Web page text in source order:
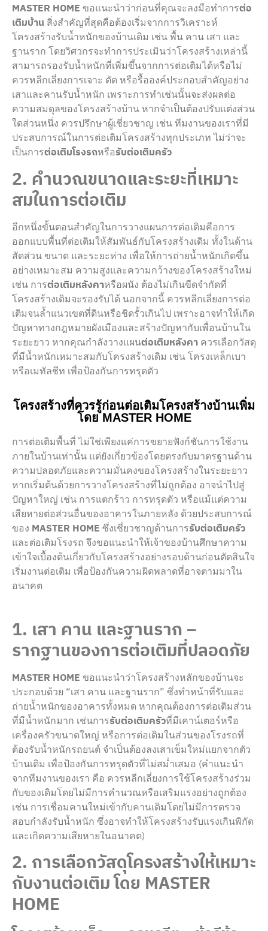
MASTER HOME ขอแนะนำว่าก่อนที่คุณจะลงมือทำการต่อ
เติมบ้านสิ่งสำคัญที่สุดคือต้องเริ่มจากการวิเคราะห์
โครงสร้างรับน้ำหนักของบ้านเดิม เช่น พื้น คาน เสา และ
ฐานราก โดยวิศวกรจะทำการประเมินว่าโครงสร้างเหล่านี้
สามารถรองรับน้ำหนักที่เพิ่มขึ้นจากการต่อเติมได้หรือไม่
ควรหลีกเลี่ยงการเจาะ ตัด หรือรื้อองค์ประกอบสำคัญอย่าง
เสาและคานรับน้ำหนัก เพราะการทำเช่นนั้นจะส่งผลต่อ
ความสมดุลของโครงสร้างบ้าน หากจำเป็นต้องปรับแต่งส่วน
ใดส่วนหนึ่ง ควรปรึกษาผู้เชี่ยวชาญ เช่น ทีมงานของเราที่มี
ประสบการณ์ในการต่อเติมโครงสร้างทุกประเภท ไม่ว่าจะ
เป็นการต่อเติมโรงรถหรือรับต่อเติมครัว
2. คำนวณขนาดและระยะที่เหมาะ
สมในการต่อเติม
อีกหนึ่งขั้นตอนสำคัญในการวางแผนการต่อเติมคือการ
ออกแบบพื้นที่ต่อเติมให้สัมพันธ์กับโครงสร้างเดิม ทั้งในด้าน
สัดส่วน ขนาด และระยะห่าง เพื่อให้การถ่ายน้ำหนักเกิดขึ้น
อย่างเหมาะสม ความสูงและความกว้างของโครงสร้างใหม่
เช่น การต่อเติมหลังคาหรือผนัง ต้องไม่เกินขีดจำกัดที่
โครงสร้างเดิมจะรองรับได้ นอกจากนี้ ควรหลีกเลี่ยงการต่อ
เติมจนล้ำแนวเขตที่ดินหรือชิดรั้วเกินไป เพราะอาจทำให้เกิด
ปัญหาทางกฎหมายผังเมืองและสร้างปัญหากับเพื่อนบ้านใน
ระยะยาว หากคุณกำลังวางแผนต่อเติมหลังคาควรเลือกวัสดุ
ที่มีน้ำหนักเหมาะสมกับโครงสร้างเดิม เช่น โครงเหล็กเบา
หรือเมทัลชีท เพื่อป้องกันการทรุดตัว
โครงสร้างที่ควรรู้ก่อนต่อเติมโครงสร้างบ้านเพิ่ม
โดย MASTER HOME
การต่อเติมพื้นที่ ไม่ใช่เพียงแค่การขยายฟังก์ชันการใช้งาน
ภายในบ้านเท่านั้น แต่ยังเกี่ยวข้องโดยตรงกับมาตรฐานด้าน
ความปลอดภัยและความมั่นคงของโครงสร้างในระยะยาว
หากเริ่มต้นด้วยการวางโครงสร้างที่ไม่ถูกต้อง อาจนำไปสู่
ปัญหาใหญ่ เช่น การแตกร้าว การทรุดตัว หรือแม้แต่ความ
เสียหายต่อส่วนอื่นของอาคารในภายหลัง ด้วยประสบการณ์
ของ MASTER HOMEซึ่งเชี่ยวชาญด้านการรับต่อเติมครัว
และต่อเติมโรงรถ จึงขอแนะนำให้เจ้าของบ้านศึกษาความ
เข้าใจเบื้องต้นเกี่ยวกับโครงสร้างอย่างรอบด้านก่อนตัดสินใจ
เริ่มงานต่อเติม เพื่อป้องกันความผิดพลาดที่อาจตามมาใน
อนาคต
1. เสา คาน และฐานราก –
รากฐานของการต่อเติมที่ปลอดภัย
MASTER HOME ขอแนะนำว่าโครงสร้างหลักของบ้านจะ
ประกอบด้วย “เสา คาน และฐานราก” ซึ่งทำหน้าที่รับและ
ถ่ายน้ำหนักของอาคารทั้งหมด หากคุณต้องการต่อเติมส่วน
ที่มีน้ำหนักมาก เช่นการรับต่อเติมครัวที่มีเคาน์เตอร์หรือ
เครื่องครัวขนาดใหญ่ หรือการต่อเติมในส่วนของโรงรถที่
ต้องรับน้ำหนักรถยนต์ จำเป็นต้องลงเสาเข็มใหม่แยกจากตัว
บ้านเดิม เพื่อป้องกันการทรุดตัวที่ไม่สม่ำเสมอ (คำแนะนำ
จากทีมงานของเรา คือ ควรหลีกเลี่ยงการใช้โครงสร้างร่วม
กับของเดิมโดยไม่มีการคำนวณหรือเสริมแรงอย่างถูกต้อง
เช่น การเชื่อมคานใหม่เข้ากับคานเดิมโดยไม่มีการตรวจ
สอบกำลังรับน้ำหนัก ซึ่งอาจทำให้โครงสร้างรับแรงเกินพิกัด
และเกิดความเสียหายในอนาคต)
2. การเลือกวัสดุโครงสร้างให้เหมาะ
กับงานต่อเติม โดย MASTER
HOME